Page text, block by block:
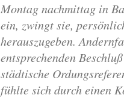
Montag nachmittag in
ein, zwingt sie,
herauszugeben.
entsprechenden
städtische
fühlte sich durch einen